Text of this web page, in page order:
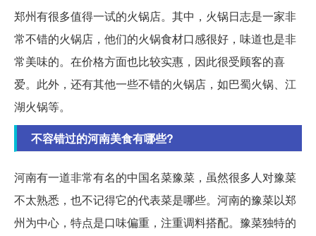
郑州有很多值得一试的火锅店。其中，火锅日志是一家非
常不错的火锅店，他们的火锅食材口感很好，味道也是非
常美味的。在价格方面也比较实惠，因此很受顾客的喜
爱。此外，还有其他一些不错的火锅店，如巴蜀火锅、江
湖火锅等。
不容错过的河南美食有哪些?
河南有一道非常有名的中国名菜豫菜，虽然很多人对豫菜
不太熟悉，也不记得它的代表菜是哪些。河南的豫菜以郑
州为中心，特点是口味偏重，注重调料搭配。豫菜独特的